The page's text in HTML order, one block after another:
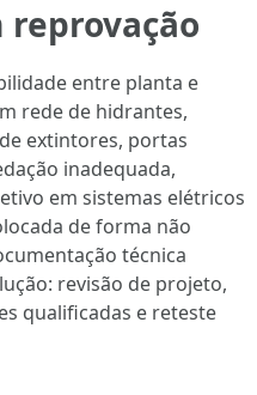
entre planta e
rede de hidrantes,
extintores, portas
inadequada,
em sistemas elétricos
de forma não
técnica
revisão de projeto,
qualificadas e reteste